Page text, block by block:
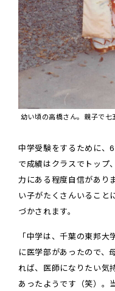
幼い頃の高橋さん。親子で七
中学受験をするために、
で成績はクラスでトップ
力にある程度自信があり
い子がたくさんいること
づかされます。
「中学は、千葉の東邦
に医学部があったので、
れば、医師になりたい気
あったようです（笑）。